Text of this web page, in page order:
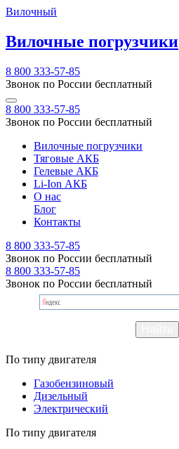
Вилочный
Вилочные погрузчики
8 800 333-57-85
Звонок по России бесплатный
8 800 333-57-85
Звонок по России бесплатный
Вилочные погрузчики
Тяговые АКБ
Гелевые АКБ
Li-Ion АКБ
О нас
Блог
Контакты
8 800 333-57-85
Звонок по России бесплатный
8 800 333-57-85
Звонок по России бесплатный
По типу двигателя
Газобензиновый
Дизельный
Электрический
По типу двигателя